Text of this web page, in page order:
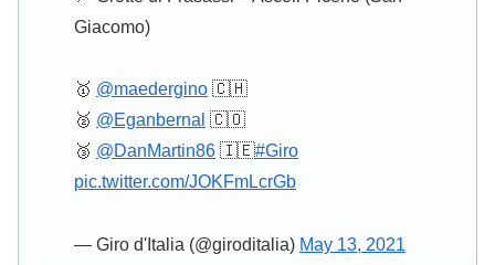
Giacomo)
🥇 @maedergino 🇨🇭
🥈 @Eganbernal 🇨🇴
🥉 @DanMartin86 🇮🇪#Giro
pic.twitter.com/JOKFmLcrGb
— Giro d'Italia (@giroditalia) May 13, 2021